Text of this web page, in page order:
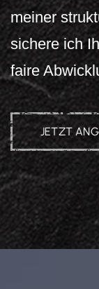
meiner
sichere ich
faire
JETZT